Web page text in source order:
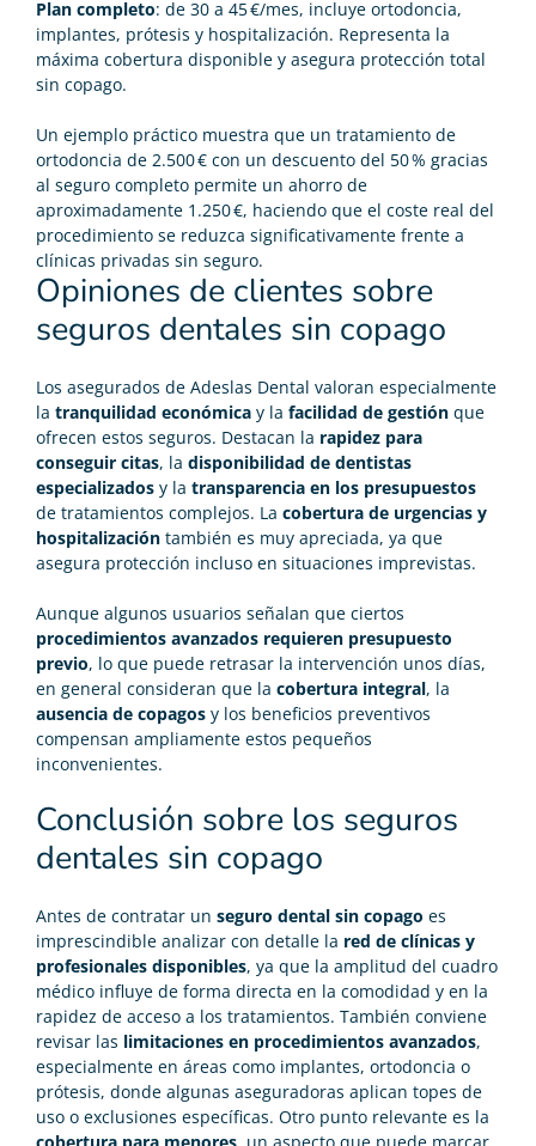
Plan completo: de 30 a 45 €/mes, incluye ortodoncia,
implantes, prótesis y hospitalización. Representa la
máxima cobertura disponible y asegura protección total
sin copago.
Un ejemplo práctico muestra que un tratamiento de
ortodoncia de 2.500 € con un descuento del 50 % gracias
al seguro completo permite un ahorro de
aproximadamente 1.250 €, haciendo que el coste real del
procedimiento se reduzca significativamente frente a
clínicas privadas sin seguro.
Opiniones de clientes sobre
seguros dentales sin copago
Los asegurados de Adeslas Dental valoran especialmente
la tranquilidad económica y la facilidad de gestión que
ofrecen estos seguros. Destacan la rapidez para
conseguir citas, la disponibilidad de dentistas
especializados y la transparencia en los presupuestos
de tratamientos complejos. La cobertura de urgencias y
hospitalización también es muy apreciada, ya que
asegura protección incluso en situaciones imprevistas.
Aunque algunos usuarios señalan que ciertos
procedimientos avanzados requieren presupuesto
previo, lo que puede retrasar la intervención unos días,
en general consideran que la cobertura integral, la
ausencia de copagos y los beneficios preventivos
compensan ampliamente estos pequeños
inconvenientes.
Conclusión sobre los seguros
dentales sin copago
Antes de contratar un seguro dental sin copago es
imprescindible analizar con detalle la red de clínicas y
profesionales disponibles, ya que la amplitud del cuadro
médico influye de forma directa en la comodidad y en la
rapidez de acceso a los tratamientos. También conviene
revisar las limitaciones en procedimientos avanzados,
especialmente en áreas como implantes, ortodoncia o
prótesis, donde algunas aseguradoras aplican topes de
uso o exclusiones específicas. Otro punto relevante es la